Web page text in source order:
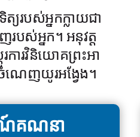
យរបស់អ្នកក្លាយជា
បស់អ្នក។ អនុវត្ត
ការវិនិយោគព្រះអា
ណេញយូរអង្វែង។
គណនា